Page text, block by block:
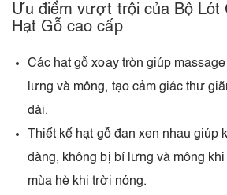
Ưu điểm vượt trội của Bộ Lót
Hạt Gỗ cao cấp
Các hạt gỗ xoay tròn giúp
lưng và mông, tạo cảm giác thư
dài.
Thiết kế hạt gỗ đan xen nhau giúp
dàng, không bị bí lưng và mông
mùa hè khi trời nóng.